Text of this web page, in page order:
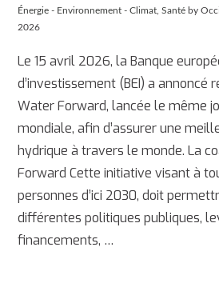
AFFICHER
Énergie - Environnement - Climat,Santé by
2026
Le 15 avril 2026, la Banque
d’investissement (BEI) a annoncé
Water Forward, lancée le même
mondiale, afin d’assurer une
hydrique à travers le monde. La
Forward Cette initiative visant à
personnes d’ici 2030, doit
différentes politiques publiques,
financements, …